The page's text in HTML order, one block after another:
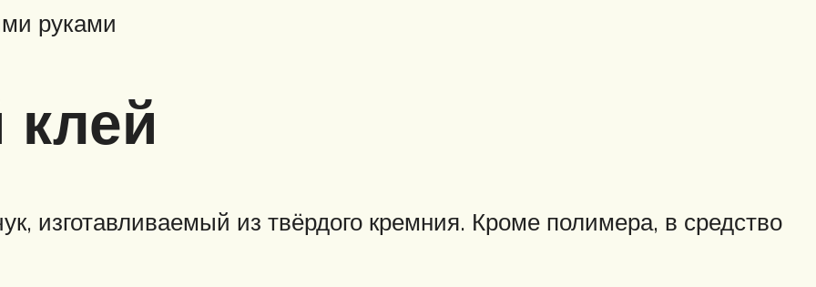
руками
изготавливаемый из твёрдого кремния. Кроме полимера, в средство